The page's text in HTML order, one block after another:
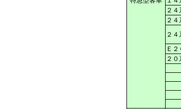
２
２
２
Ｅ
２０